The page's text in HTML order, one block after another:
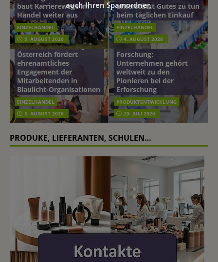
baut Karrierewege im
Handel weiter aus
EINZELHANDEL
5. AUGUST 2026
unterstützt Gutes zu tun
beim täglichen Einkauf
EINZELHANDEL
4. AUGUST 2026
mehr vom leben tag: dm
Österreich fördert
ehrenamtliches
Engagement der
Mitarbeitenden in
Blaulicht-Organisationen
EINZELHANDEL
3. AUGUST 2026
Beiersdorf
Hautmikrobiom-
Forschung:
Unternehmen gehört
weltweit zu den
Pionieren bei der
Erforschung
PRODUKTENTWICKLUNG
29. JULI 2026
PRODUKE, LIEFERANTEN, SCHULEN…
auch Ihren Spamordner.